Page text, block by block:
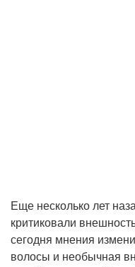
Еще несколько лет
критиковали
сегодня мнения
волосы и необычная